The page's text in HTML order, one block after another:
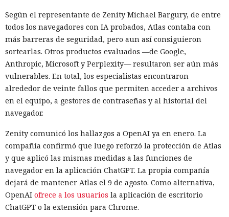
Según el representante de Zenity Michael Bargury, de entre
todos los navegadores con IA probados, Atlas contaba con
más barreras de seguridad, pero aun así consiguieron
sortearlas. Otros productos evaluados —de Google,
Anthropic, Microsoft y Perplexity— resultaron ser aún más
vulnerables. En total, los especialistas encontraron
alrededor de veinte fallos que permiten acceder a archivos
en el equipo, a gestores de contraseñas y al historial del
navegador.
Zenity comunicó los hallazgos a OpenAI ya en enero. La
compañía confirmó que luego reforzó la protección de Atlas
y que aplicó las mismas medidas a las funciones de
navegador en la aplicación ChatGPT. La propia compañía
dejará de mantener Atlas el 9 de agosto. Como alternativa,
OpenAI ofrece a los usuarios la aplicación de escritorio
ChatGPT o la extensión para Chrome.